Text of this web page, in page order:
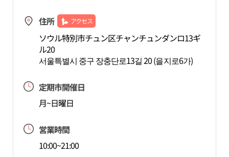
住所 アクセス
ソウル特別市チュン区チャンチュンダンロ13ギ
ル20
서울특별시 중구 장충단로13길 20 (을지로6가)
定期市開催日
月~日曜日
営業時間
10:00~21:00